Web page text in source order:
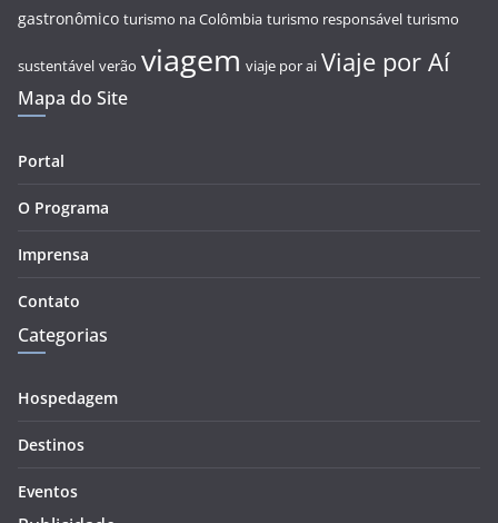
gastronômico turismo na Colômbia turismo responsável turismo
sustentável verão viagem viaje por ai Viaje por Aí
Mapa do Site
Portal
O Programa
Imprensa
Contato
Categorias
Hospedagem
Destinos
Eventos